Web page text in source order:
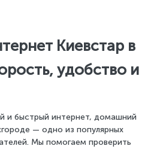
Киевстар в
удобство и
и быстрый интернет, домашний
— одно из популярных
Мы помогаем проверить